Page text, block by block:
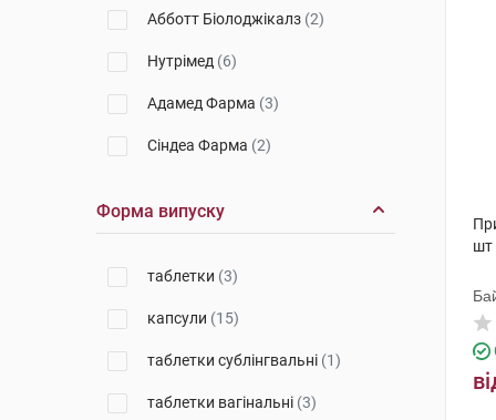
Абботт Біолоджікалз (2)
Нутрімед (6)
Адамед Фарма (3)
Сіндеа Фарма (2)
Форма випуску
таблетки (3)
капсули (15)
таблетки сублінгвальні (1)
таблетки вагінальні (3)
шт